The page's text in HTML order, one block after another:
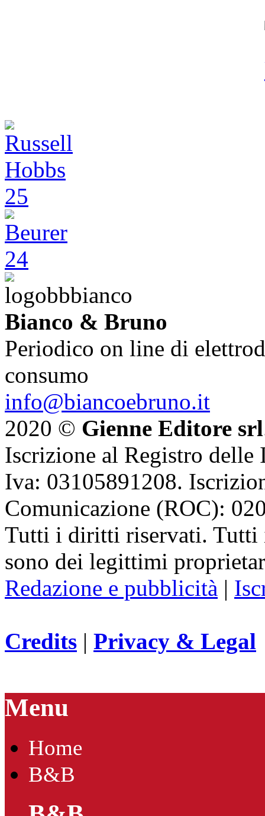
Bianco & Bruno
Periodico on line di
consumo
info@biancoebruno.it
2020 © Gienne Editore srl
Iscrizione al Registro delle
Iva: 03105891208.
Comunicazione (ROC):
Tutti i diritti riservati. Tutti
sono dei legittimi
Redazione e pubblicità |
Credits | Privacy & Legal
Menu
Home
B&B